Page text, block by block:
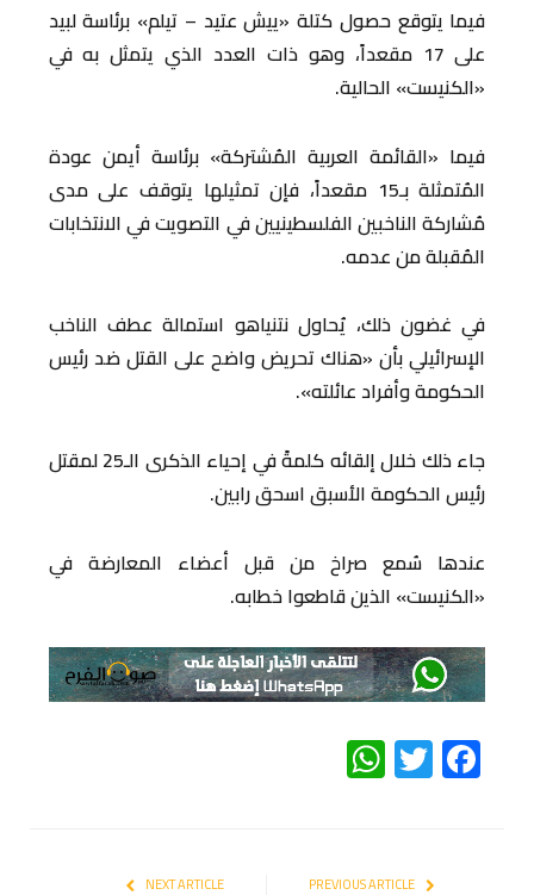
فيما يتوقع حصول كتلة «ييش عتيد – تيلم» برئاسة لبيد
على 17 مقعداً، وهو ذات العدد الذي يتمثل به في
«الكنيست» الحالية.
فيما «القائمة العربية المُشتركة» برئاسة أيمن عودة
المُتمثلة بـ15 مقعداً، فإن تمثيلها يتوقف على مدى
مُشاركة الناخبين الفلسطينيين في التصويت في الانتخابات
المُقبلة من عدمه.
في غضون ذلك، يُحاول نتنياهو استمالة عطف الناخب
الإسرائيلي بأن «هناك تحريض واضح على القتل ضد رئيس
الحكومة وأفراد عائلته».
جاء ذلك خلال إلقائه كلمةً في إحياء الذكرى الـ25 لمقتل
رئيس الحكومة الأسبق اسحق رابين.
عندها سُمع صراخ من قبل أعضاء المعارضة في
«الكنيست» الذين قاطعوا خطابه.
Facebook
Twitter
WhatsApp
NEXT ARTICLE